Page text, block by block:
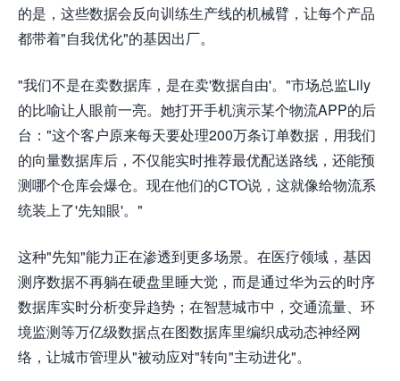
的是，这些数据会反向训练生产线的机械臂，让每个产品
都带着"自我优化"的基因出厂。
"我们不是在卖数据库，是在卖'数据自由'。"市场总监Lily
的比喻让人眼前一亮。她打开手机演示某个物流APP的后
台："这个客户原来每天要处理200万条订单数据，用我们
的向量数据库后，不仅能实时推荐最优配送路线，还能预
测哪个仓库会爆仓。现在他们的CTO说，这就像给物流系
统装上了'先知眼'。"
这种"先知"能力正在渗透到更多场景。在医疗领域，基因
测序数据不再躺在硬盘里睡大觉，而是通过华为云的时序
数据库实时分析变异趋势；在智慧城市中，交通流量、环
境监测等万亿级数据点在图数据库里编织成动态神经网
络，让城市管理从"被动应对"转向"主动进化"。